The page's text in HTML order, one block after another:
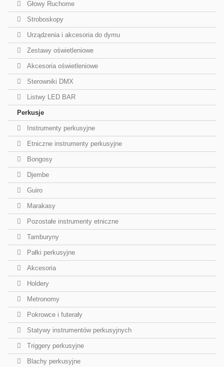
Głowy Ruchome
Stroboskopy
Urządzenia i akcesoria do dymu
Zestawy oświetleniowe
Akcesoria oświetleniowe
Sterowniki DMX
Listwy LED BAR
Perkusje
Instrumenty perkusyjne
Etniczne instrumenty perkusyjne
Bongosy
Djembe
Guiro
Marakasy
Pozostałe instrumenty etniczne
Tamburyny
Pałki perkusyjne
Akcesoria
Holdery
Metronomy
Pokrowce i futerały
Statywy instrumentów perkusyjnych
Triggery perkusyjne
Blachy perkusyjne